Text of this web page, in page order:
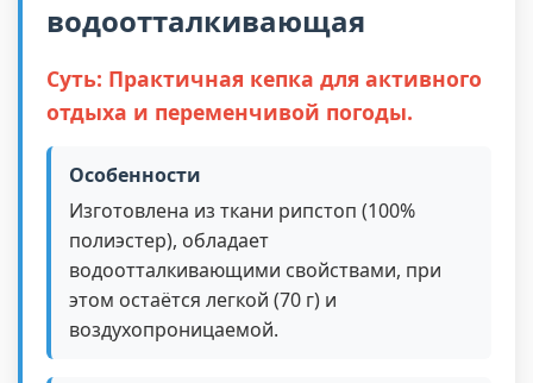
водоотталкивающая
Суть: Практичная кепка для активного
отдыха и переменчивой погоды.
Особенности
Изготовлена из ткани рипстоп (100%
полиэстер), обладает
водоотталкивающими свойствами, при
этом остаётся легкой (70 г) и
воздухопроницаемой.